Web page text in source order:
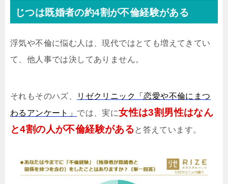
じつは既婚者の約4割が不倫経験がある
浮気や不倫に悩む人は、現代ではとても増えてきてい
て、他人事では決してありません。
それもそのハズ、
リゼクリニック「恋愛や不倫にまつ
わるアンケート」 では、実に女性は3割男性はなん
と4割の人が不倫経験があると答えています。